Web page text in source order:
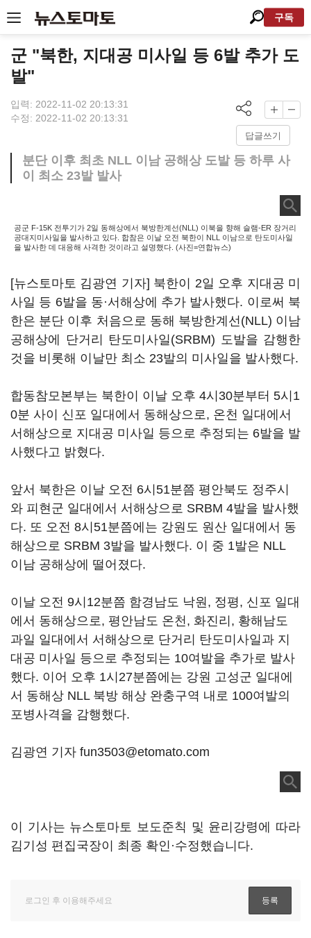
구독
군 "북한, 지대공 미사일 등 6발 추가 도
발"
입력: 2022-11-02 20:13:31
수정: 2022-11-02 20:13:31
답글쓰기
분단 이후 최초 NLL 이남 공해상 도발 등 하루 사
이 최소 23발 발사
공군 F-15K 전투기가 2일 동해상에서 북방한계선(NLL) 이북을 향해 슬램-ER 장거리
공대지미사일을 발사하고 있다. 합참은 이날 오전 북한이 NLL 이남으로 탄도미사일
을 발사한 데 대응해 사격한 것이라고 설명했다. (사진=연합뉴스)
[뉴스토마토 김광연 기자] 북한이 2일 오후 지대공 미
사일 등 6발을 동·서해상에 추가 발사했다. 이로써 북
한은 분단 이후 처음으로 동해 북방한계선(NLL) 이남
공해상에 단거리 탄도미사일(SRBM) 도발을 감행한
것을 비롯해 이날만 최소 23발의 미사일을 발사했다.
합동참모본부는 북한이 이날 오후 4시30분부터 5시1
0분 사이 신포 일대에서 동해상으로, 온천 일대에서
서해상으로 지대공 미사일 등으로 추정되는 6발을 발
사했다고 밝혔다.
앞서 북한은 이날 오전 6시51분쯤 평안북도 정주시
와 피현군 일대에서 서해상으로 SRBM 4발을 발사했
다. 또 오전 8시51분쯤에는 강원도 원산 일대에서 동
해상으로 SRBM 3발을 발사했다. 이 중 1발은 NLL
이남 공해상에 떨어졌다.
이날 오전 9시12분쯤 함경남도 낙원, 정평, 신포 일대
에서 동해상으로, 평안남도 온천, 화진리, 황해남도
과일 일대에서 서해상으로 단거리 탄도미사일과 지
대공 미사일 등으로 추정되는 10여발을 추가로 발사
했다. 이어 오후 1시27분쯤에는 강원 고성군 일대에
서 동해상 NLL 북방 해상 완충구역 내로 100여발의
포병사격을 감행했다.
김광연 기자 fun3503@etomato.com
이 기사는 뉴스토마토 보도준칙 및 윤리강령에 따라
김기성 편집국장이 최종 확인·수정했습니다.